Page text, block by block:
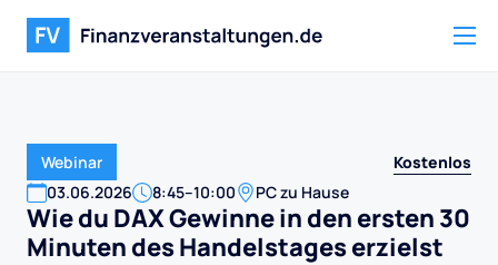
Webinar
Kostenlos
03.06.2026 8:45–10:00 PC zu Hause
Wie du DAX Gewinne in den ersten 30
Minuten des Handelstages erzielst